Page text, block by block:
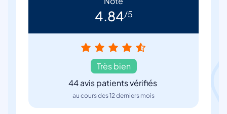
4.84
Très bien
44avis patients vérifiés
au cours des 12 derniers mois